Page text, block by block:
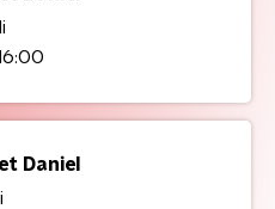
Daniel